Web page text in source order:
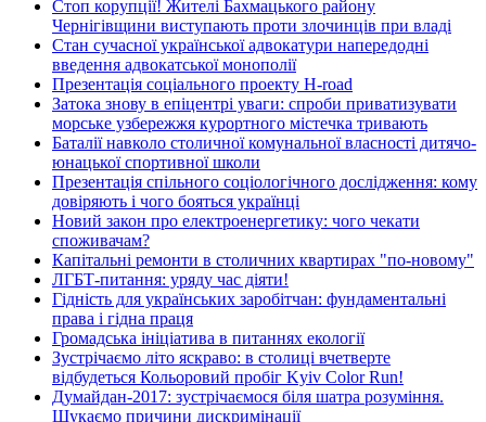
Стоп корупції! Жителі Бахмацького району
Чернігівщини виступають проти злочинців при владі
Стан сучасної української адвокатури напередодні
введення адвокатської монополії
Презентація соціального проекту H-road
Затока знову в епіцентрі уваги: спроби приватизувати
морське узбережжя курортного містечка тривають
Баталії навколо столичної комунальної власності дитячо-
юнацької спортивної школи
Презентація спільного соціологічного дослідження: кому
довіряють і чого бояться українці
Новий закон про електроенергетику: чого чекати
споживачам?
Капітальні ремонти в столичних квартирах "по-новому"
ЛГБТ-питання: уряду час діяти!
Гідність для українських заробітчан: фундаментальні
права і гідна праця
Громадська ініціатива в питаннях екології
Зустрічаємо літо яскраво: в столиці вчетверте
відбудеться Кольоровий пробіг Kyiv Color Run!
Думайдан-2017: зустрічаємося біля шатра розуміння.
Шукаємо причини дискримінації